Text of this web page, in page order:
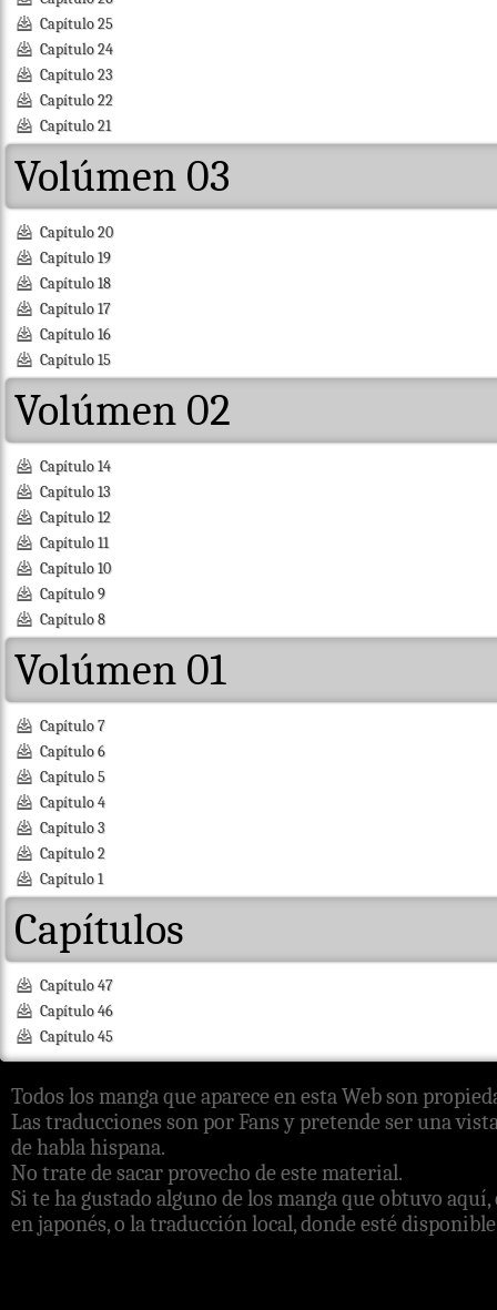
Capítulo 25
Capítulo 24
Capítulo 23
Capítulo 22
Capítulo 21
Volúmen 03
Capítulo 20
Capítulo 19
Capítulo 18
Capítulo 17
Capítulo 16
Capítulo 15
Volúmen 02
Capítulo 14
Capítulo 13
Capítulo 12
Capítulo 11
Capítulo 10
Capítulo 9
Capítulo 8
Volúmen 01
Capítulo 7
Capítulo 6
Capítulo 5
Capítulo 4
Capítulo 3
Capítulo 2
Capítulo 1
Capítulos
Capítulo 47
Capítulo 46
Capítulo 45
Todos los manga que aparece en esta Web son
Las traducciones son por Fans y pretende ser una
de habla hispana.
No trate de sacar provecho de este material.
Si te ha gustado alguno de los manga que obtuvo
en japonés, o la traducción local, donde esté